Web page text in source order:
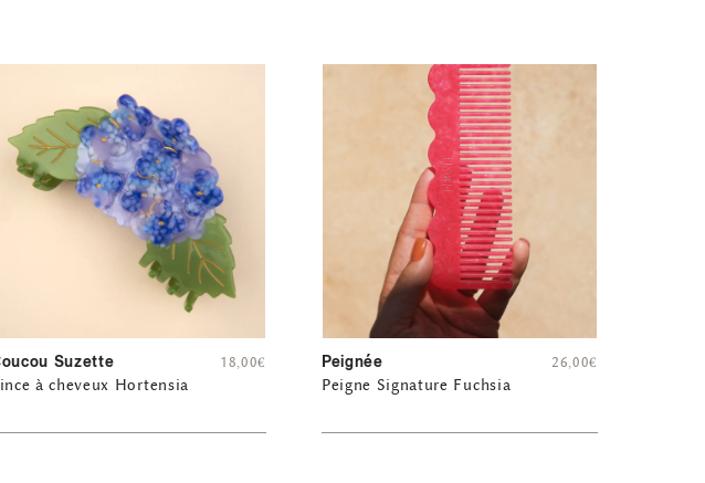
Suzette
à cheveux Hortensia
18,00€ Peignée
Peigne Signature Fuchsia
26,00€